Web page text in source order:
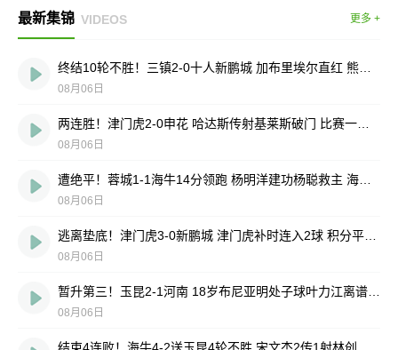
最新集锦 VIDEOS 更多 +
08月06日
08月06日
08月06日
08月06日
08月06日